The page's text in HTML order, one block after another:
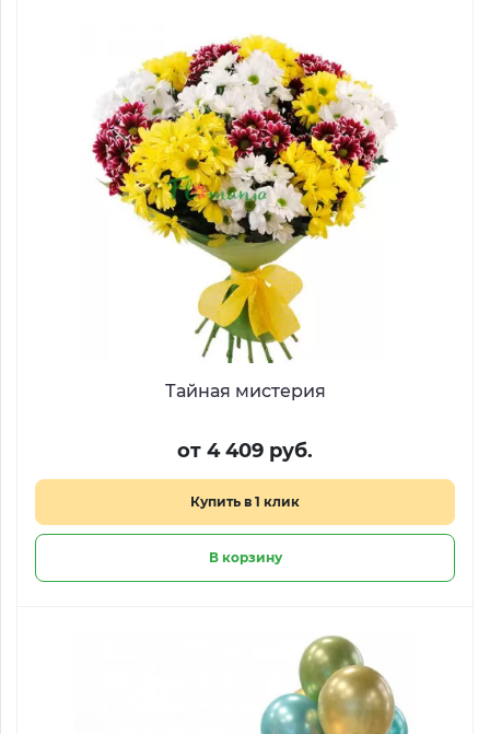
Тайная мистерия
от 4 409 руб.
Купить в 1 клик
В корзину